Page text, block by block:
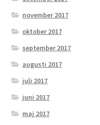
november 2017
oktober 2017
september 2017
augusti 2017
juli 2017
juni 2017
maj 2017